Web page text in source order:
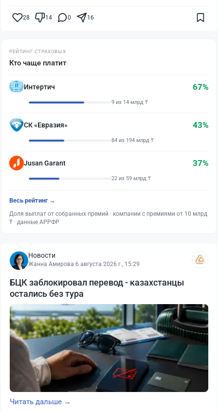
28 14 0 16
РЕЙТИНГ СТРАХОВЫХ
Кто чаще платит
Интертич 67%
9 из 14 млрд ₸
СК «Евразия» 43%
84 из 194 млрд ₸
Jusan Garant 37%
22 из 59 млрд ₸
Весь рейтинг →
Доля выплат от собранных премий · компании с премиями от 10 млрд
₸ · данные АРРФР
Новости
Жанна Амирова·6 августа 2026 г., 15:29
БЦК заблокировал перевод - казахстанцы
остались без тура
Читать дальше →